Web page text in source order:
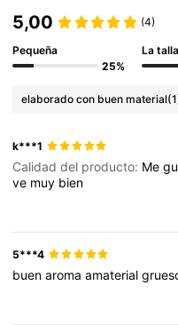
5,00 (4)
Pequeña
25%
La
elaborado con buen material
k***1
Calidad del producto: Me
ve muy bien
5***4
buenaromaamaterial